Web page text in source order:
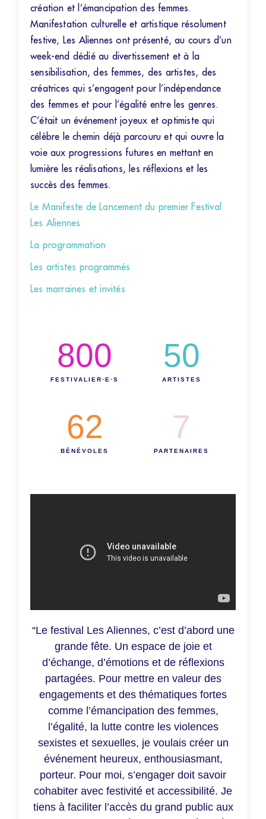
création et l’émancipation des femmes.
Manifestation culturelle et artistique résolument
festive, Les Aliennes ont présenté, au cours d’un
week-end dédié au divertissement et à la
sensibilisation, des femmes, des artistes, des
créatrices qui s’engagent pour l’indépendance
des femmes et pour l’égalité entre les genres.
C’était un événement joyeux et optimiste qui
célèbre le chemin déjà parcouru et qui ouvre la
voie aux progressions futures en mettant en
lumière les réalisations, les réflexions et les
succès des femmes.
Le Manifeste de Lancement du premier Festival
Les Aliennes
La programmation
Les artistes programmés
Les marraines et invités
FESTIVALIER·E·S
800
ARTISTES
50
BÉNÉVOLES
62
PARTENAIRES
7
“Le festival Les Aliennes, c’est d’abord une
grande fête. Un espace de joie et
d’échange, d’émotions et de réflexions
partagées. Pour mettre en valeur des
engagements et des thématiques fortes
comme l’émancipation des femmes,
l’égalité, la lutte contre les violences
sexistes et sexuelles, je voulais créer un
événement heureux, enthousiasmant,
porteur. Pour moi, s’engager doit savoir
cohabiter avec festivité et accessibilité. Je
tiens à faciliter l’accès du grand public aux